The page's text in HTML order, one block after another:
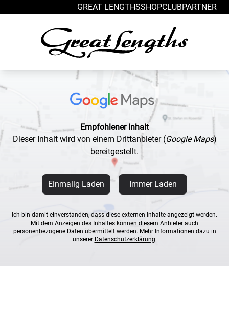
GREAT LENGTHSSHOPCLUBPARTNER
Empfohlener Inhalt
Dieser Inhalt wird von einem Drittanbieter (Google Maps)
bereitgestellt.
Einmalig Laden Immer Laden
Ich bin damit einverstanden, dass diese externen Inhalte angezeigt werden.
Mit dem Anzeigen des Inhaltes können diesem Anbieter auch
personenbezogene Daten übermittelt werden. Mehr Informationen dazu in
unserer Datenschutzerklärung.